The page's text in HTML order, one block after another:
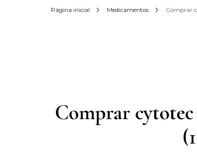
Página inicial Medicamentos Comprar
Comprar